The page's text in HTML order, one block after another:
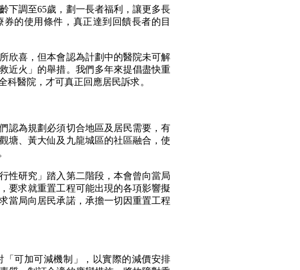
下調至65歲，劃一長者福利，讓更多長
的使用條件，真正達到回饋長者的目
欣喜，但本會認為計劃中的醫院未可解
近火」的舉措。我們多年來提倡盡快重
科醫院，才可真正回應居民訴求。
認為規劃必須切合地區及居民需要，有
塘、黃大仙及九龍城區的社區融合，使
研究」踏入第二階段，本會曾向當局
要求就重置工程可能出現的各項影響擬
當局向居民承諾，承擔一切因重置工程
可加可減機制」，以實際的減價安排